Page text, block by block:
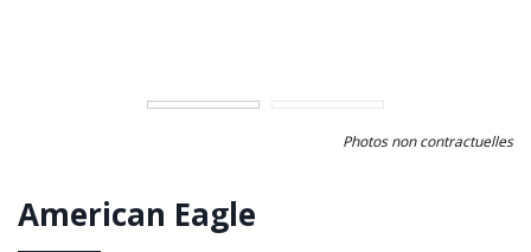
Photos non contractuelles
American Eagle